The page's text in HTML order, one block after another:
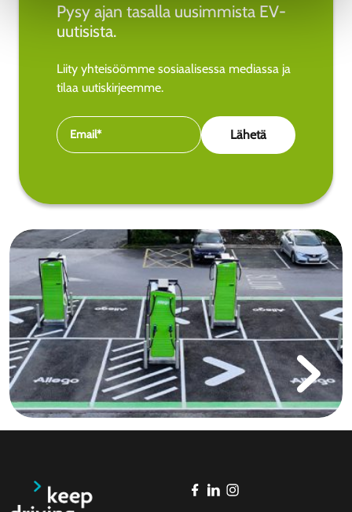
Pysy ajan tasalla uusimmista EV-
uutisista.
Liity yhteisöömme sosiaalisessa mediassa ja
tilaa uutiskirjeemme.